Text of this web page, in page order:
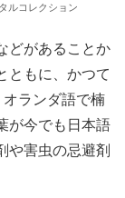
ルコレクション
どがあることか
ともに、かつて
ランダ語で楠
が今でも日本語
や害虫の忌避剤